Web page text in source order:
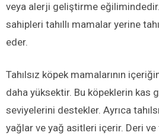
veya alerji geliştirme
sahipleri tahıllı mamalar yerine
eder.
Tahılsız köpek mamalarının
daha yüksektir. Bu köpeklerin kas
seviyelerini destekler. Ayrıca
yağlar ve yağ asitleri içerir. Deri ve